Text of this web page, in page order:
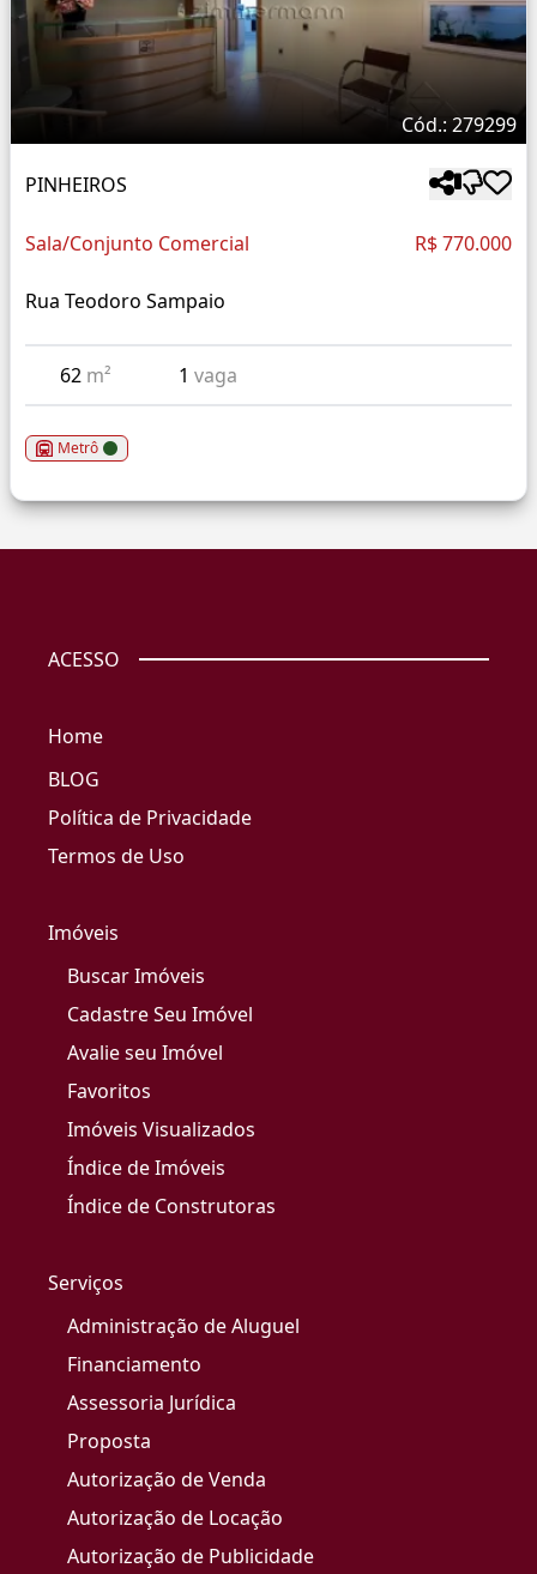
Cód.: 279299
PINHEIROS
Sala/Conjunto Comercial R$ 770.000
Rua Teodoro Sampaio
62 m² 1 vaga
Metrô
ACESSO
Home
BLOG
Política de Privacidade
Termos de Uso
Imóveis
Buscar Imóveis
Cadastre Seu Imóvel
Avalie seu Imóvel
Favoritos
Imóveis Visualizados
Índice de Imóveis
Índice de Construtoras
Serviços
Administração de Aluguel
Financiamento
Assessoria Jurídica
Proposta
Autorização de Venda
Autorização de Locação
Autorização de Publicidade